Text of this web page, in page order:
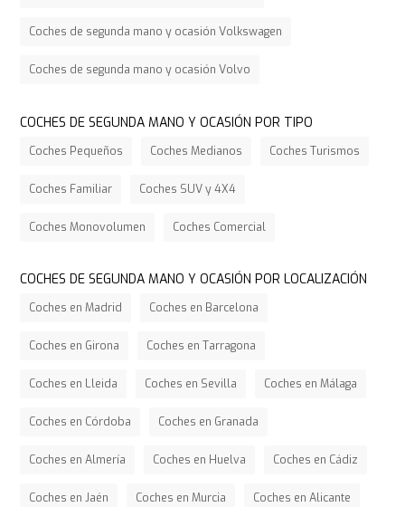
Coches de segunda mano y ocasión Volkswagen
Coches de segunda mano y ocasión Volvo
COCHES DE SEGUNDA MANO Y OCASIÓN POR TIPO
Coches Pequeños Coches Medianos Coches Turismos
Coches Familiar Coches SUV y 4X4
Coches Monovolumen Coches Comercial
COCHES DE SEGUNDA MANO Y OCASIÓN POR LOCALIZACIÓN
Coches en Madrid Coches en Barcelona
Coches en Girona Coches en Tarragona
Coches en Lleida Coches en Sevilla Coches en Málaga
Coches en Córdoba Coches en Granada
Coches en Almería Coches en Huelva Coches en Cádiz
Coches en Jaén Coches en Murcia Coches en Alicante